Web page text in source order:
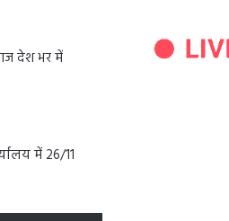
देश भर में
में 26/11